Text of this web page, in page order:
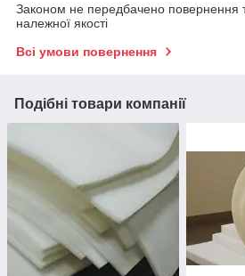
Законом не передбачено повернення
належної якості
Всі умови повернення
Подібні товари компанії